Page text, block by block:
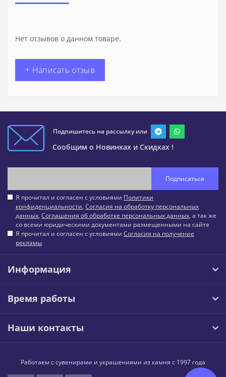
Нет отзывов о данном товаре.
+ Написать отзыв
Подпишитесь на рассылку или
Сообщим о Новинках и Скидках !
Подписаться
Я прочитал и согласен с условиями Политики
конфиденциальности, Согласия на обработку персональных
данных, Соглашения об обработке персональных данных, а так же
со всеми юридическими документами размещенными на сайте
Я прочитал и согласен с условиями Согласия на получение
рекламы
Информация
Время работы
Наши контакты
Работаем с сувенирами и украшениями из камня с 1997 года